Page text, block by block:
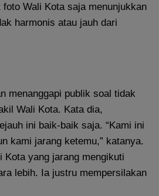
Wali Kota saja menunjukkan
harmonis atau jauh dari
menanggapi publik soal tidak
Wali Kota. Kata dia,
ini baik-baik saja. “Kami ini
kami jarang ketemu,” katanya.
Kota yang jarang mengikuti
lebih. Ia justru mempersilakan